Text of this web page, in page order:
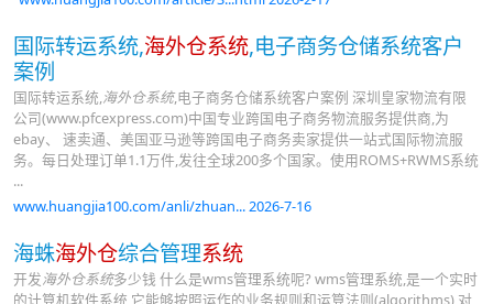
国际转运系统,海外仓系统,电子商务仓储系统客户
案例
国际转运系统,海外仓系统,电子商务仓储系统客户案例 深圳皇家物流有限
公司(www.pfcexpress.com)中国专业跨国电子商务物流服务提供商,为
ebay、 速卖通、美国亚马逊等跨国电子商务卖家提供一站式国际物流服
务。每日处理订单1.1万件,发往全球200多个国家。使用ROMS+RWMS系统
...
www.huangjia100.com/anli/zhuan... 2026-7-16
海蛛海外仓综合管理系统
开发海外仓系统多少钱 什么是wms管理系统呢? wms管理系统,是一个实时
的计算机软件系统,它能够按照运作的业务规则和运算法则(algorithms),对